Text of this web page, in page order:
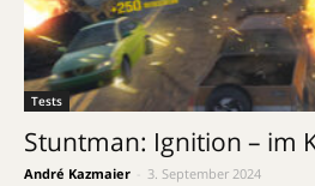
Tests
Stuntman: Ignition – im
André Kazmaier 3. September 2024